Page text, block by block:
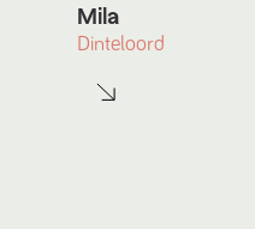
Mila
Dinteloord